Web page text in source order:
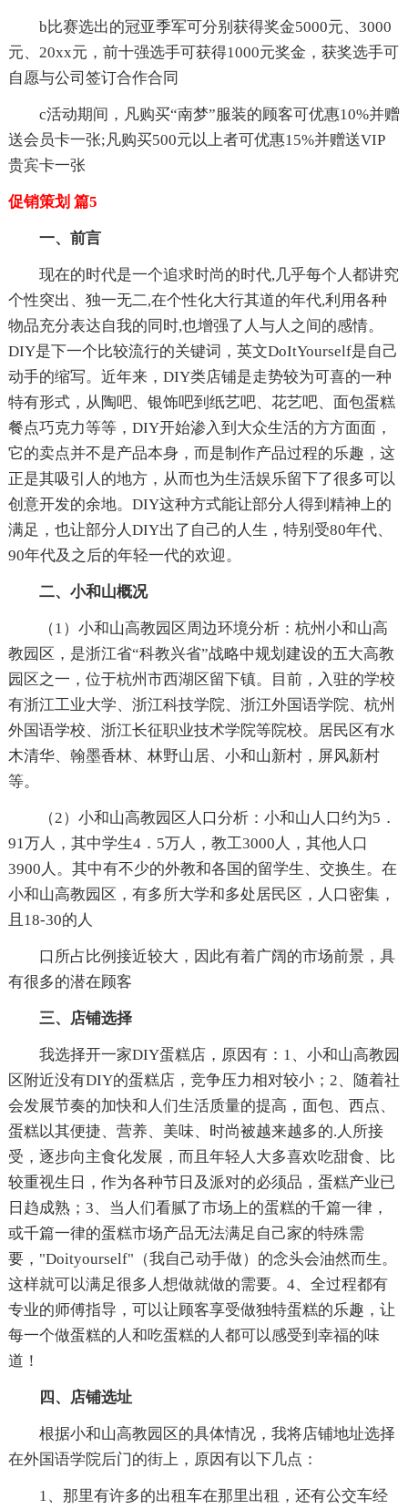
b比赛选出的冠亚季军可分别获得奖金5000元、3000
元、20xx元，前十强选手可获得1000元奖金，获奖选手可
自愿与公司签订合作合同
c活动期间，凡购买“南梦”服装的顾客可优惠10%并赠
送会员卡一张;凡购买500元以上者可优惠15%并赠送VIP
贵宾卡一张
促销策划 篇5
一、前言
现在的时代是一个追求时尚的时代,几乎每个人都讲究
个性突出、独一无二,在个性化大行其道的年代,利用各种
物品充分表达自我的同时,也增强了人与人之间的感情。
DIY是下一个比较流行的关键词，英文DoItYourself是自己
动手的缩写。近年来，DIY类店铺是走势较为可喜的一种
特有形式，从陶吧、银饰吧到纸艺吧、花艺吧、面包蛋糕
餐点巧克力等等，DIY开始渗入到大众生活的方方面面，
它的卖点并不是产品本身，而是制作产品过程的乐趣，这
正是其吸引人的地方，从而也为生活娱乐留下了很多可以
创意开发的余地。DIY这种方式能让部分人得到精神上的
满足，也让部分人DIY出了自己的人生，特别受80年代、
90年代及之后的年轻一代的欢迎。
二、小和山概况
（1）小和山高教园区周边环境分析：杭州小和山高
教园区，是浙江省“科教兴省”战略中规划建设的五大高教
园区之一，位于杭州市西湖区留下镇。目前，入驻的学校
有浙江工业大学、浙江科技学院、浙江外国语学院、杭州
外国语学校、浙江长征职业技术学院等院校。居民区有水
木清华、翰墨香林、林野山居、小和山新村，屏风新村
等。
（2）小和山高教园区人口分析：小和山人口约为5．
91万人，其中学生4．5万人，教工3000人，其他人口
3900人。其中有不少的外教和各国的留学生、交换生。在
小和山高教园区，有多所大学和多处居民区，人口密集，
且18-30的人
口所占比例接近较大，因此有着广阔的市场前景，具
有很多的潜在顾客
三、店铺选择
我选择开一家DIY蛋糕店，原因有：1、小和山高教园
区附近没有DIY的蛋糕店，竞争压力相对较小；2、随着社
会发展节奏的加快和人们生活质量的提高，面包、西点、
蛋糕以其便捷、营养、美味、时尚被越来越多的.人所接
受，逐步向主食化发展，而且年轻人大多喜欢吃甜食、比
较重视生日，作为各种节日及派对的必须品，蛋糕产业已
日趋成熟；3、当人们看腻了市场上的蛋糕的千篇一律，
或千篇一律的蛋糕市场产品无法满足自己家的特殊需
要，"Doityourself"（我自己动手做）的念头会油然而生。
这样就可以满足很多人想做就做的需要。4、全过程都有
专业的师傅指导，可以让顾客享受做独特蛋糕的乐趣，让
每一个做蛋糕的人和吃蛋糕的人都可以感受到幸福的味
道！
四、店铺选址
根据小和山高教园区的具体情况，我将店铺地址选择
在外国语学院后门的街上，原因有以下几点：
1、那里有许多的出租车在那里出租，还有公交车经